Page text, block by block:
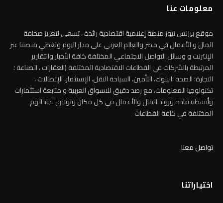
معلومات عنا
موقع بيزنس نيوز منصة إعلامية اقتصادية رائدة ، تسعى لتعزيز صحافة
المال و الأعمال في مصر والعالم العربي على مدار اليوم وتغطي منصتنا عبر
الإنترنت و وسائل التواصل الاجتماعي المختلفة كافة الأخبار والتقارير
المرتبطة بالشركات في القطاعات الاقتصادية المختلفة (العقارات ، الصناعة ؛
التجارة؛ الصحة ؛البنوك، التأمين، السياحة النقل، الإستثمار، الإتصالات ،
تكنولوجيا المعلومات، مع رصد دقيق للاسواق العربية و متابعة استثمارات
وأنشطة قادة ورواد المال والأعمال في كل مكان وتوثيق نجاحاتهم
المختلفة في كافة القطاعات
تواصل معنا
اختياراتنا